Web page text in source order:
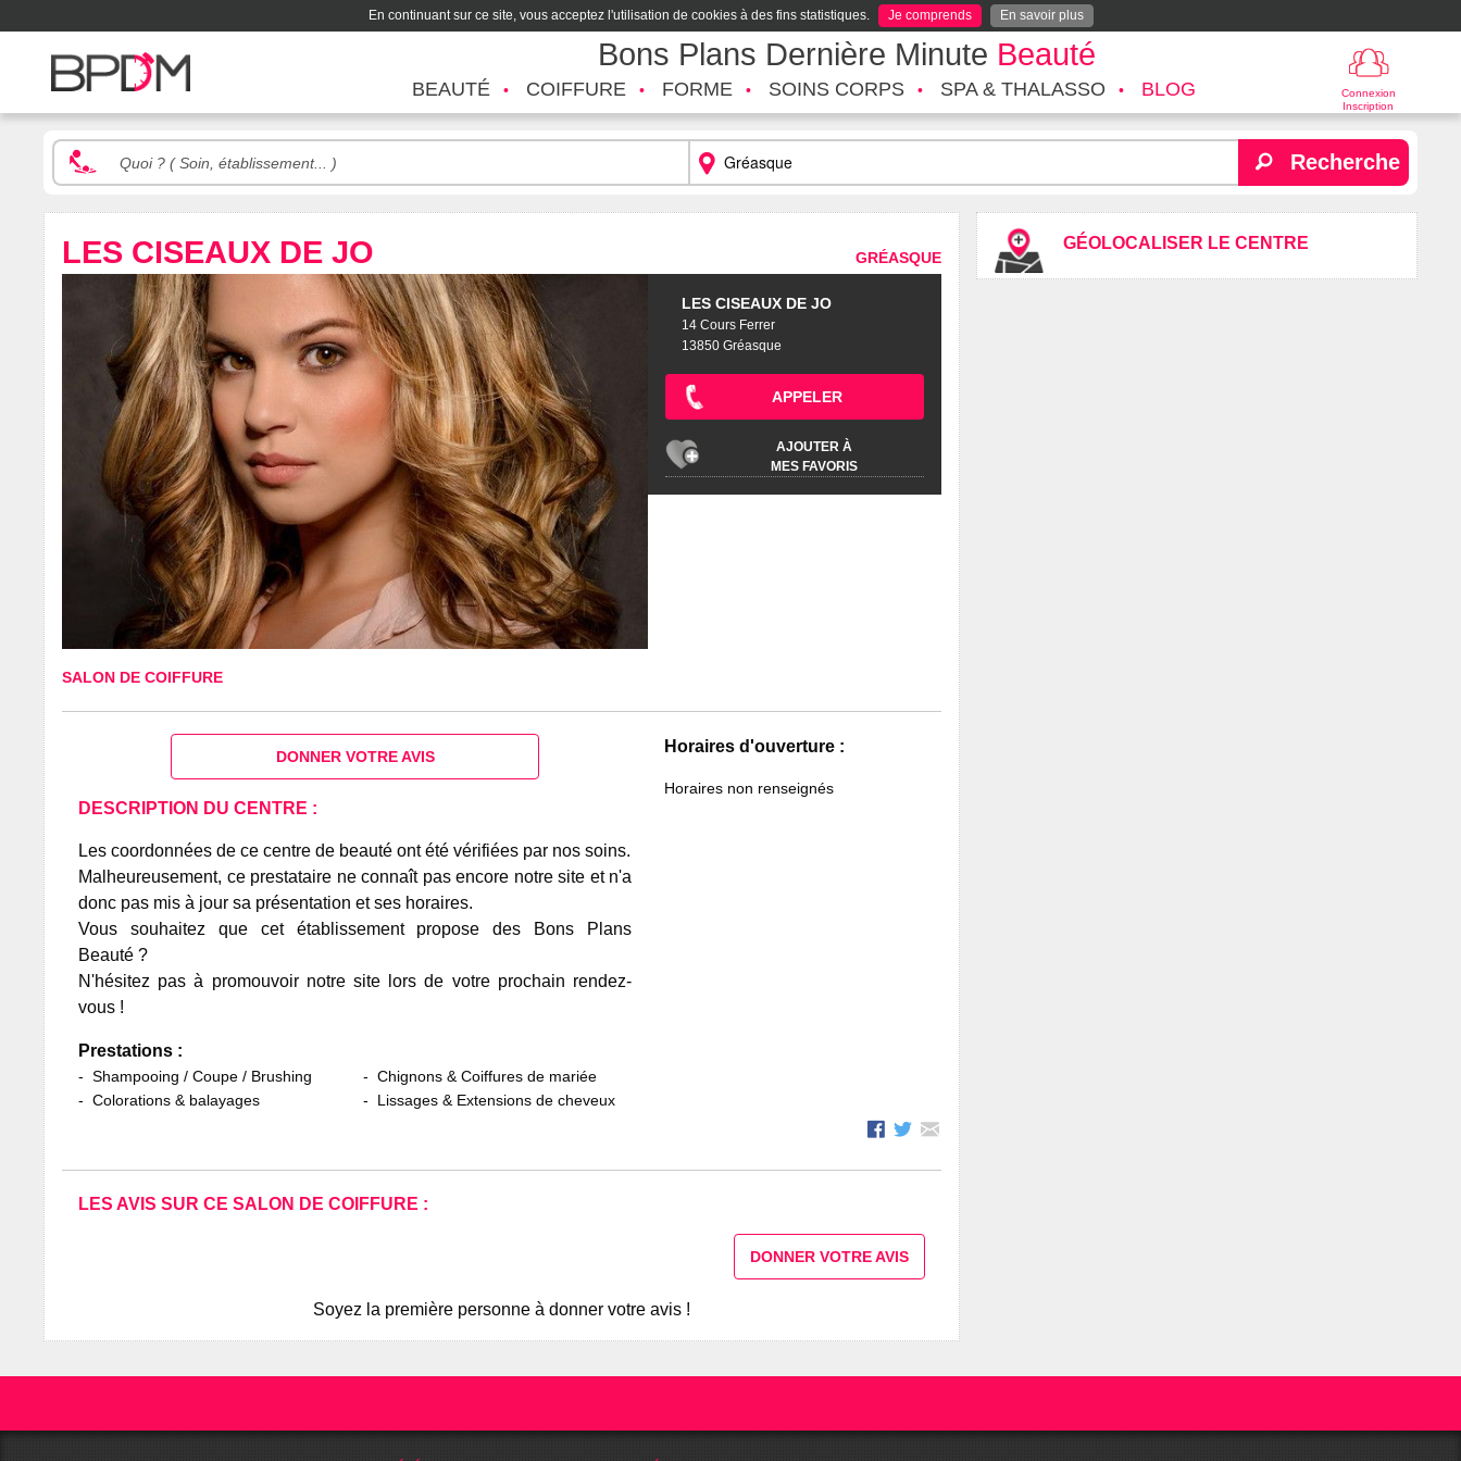
En continuant sur ce site, vous acceptez l'utilisation de cookies à des fins statistiques. Je comprends En savoir plus
Bons Plans Dernière Minute Beauté
Connexion
Inscription
BEAUTÉ COIFFURE FORME SOINS CORPS SPA & THALASSO BLOG
Recherche
GÉOLOCALISER LE CENTRE
LES CISEAUX DE JO GRÉASQUE
LES CISEAUX DE JO
14 Cours Ferrer
13850 Gréasque
APPELER
AJOUTER À
MES FAVORIS
SALON DE COIFFURE
Horaires d'ouverture :
Horaires non renseignés
DONNER VOTRE AVIS
DESCRIPTION DU CENTRE :
Les coordonnées de ce centre de beauté ont été vérifiées par nos soins.
Malheureusement, ce prestataire ne connaît pas encore notre site et n'a
donc pas mis à jour sa présentation et ses horaires.
Vous souhaitez que cet établissement propose des Bons Plans
Beauté ?
N'hésitez pas à promouvoir notre site lors de votre prochain rendez-
vous !
Prestations :
Shampooing / Coupe / Brushing
Colorations & balayages
Chignons & Coiffures de mariée
Lissages & Extensions de cheveux
LES AVIS SUR CE SALON DE COIFFURE :
DONNER VOTRE AVIS
Soyez la première personne à donner votre avis !